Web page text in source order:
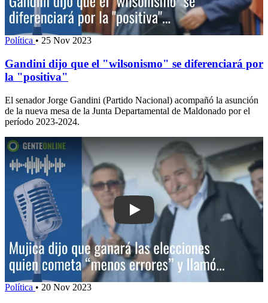
Política • 25 Nov 2023
Gandini dijo que el "wilsonismo" se diferenciará por
la "positiva"
El senador Jorge Gandini (Partido Nacional) acompañó la asunción
de la nueva mesa de la Junta Departamental de Maldonado por el
período 2023-2024.
Play: Mujica dijo que ganará las
Política • 20 Nov 2023